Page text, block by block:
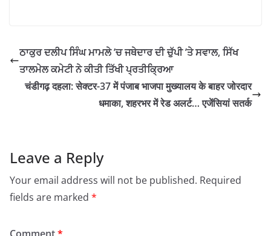
ਠਾਕੁਰ ਦਲੀਪ ਸਿੰਘ ਮਾਮਲੇ ’ਚ ਜਥੇਦਾਰ ਦੀ ਚੁੱਪੀ ’ਤੇ ਸਵਾਲ, ਸਿੱਖ
ਤਾਲਮੇਲ ਕਮੇਟੀ ਨੇ ਕੀਤੀ ਤਿੱਖੀ ਪ੍ਰਤੀਕ੍ਰਿਆ
चंडीगढ़ दहला: सेक्टर-37 में पंजाब भाजपा मुख्यालय के बाहर जोरदार
धमाका, शहरभर में रेड अलर्ट… एजेंसियां सतर्क
Leave a Reply
Your email address will not be published. Required
fields are marked *